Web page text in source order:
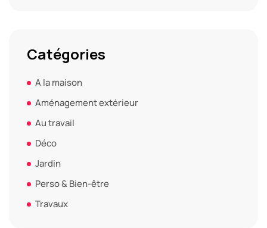
Catégories
A la maison
Aménagement extérieur
Au travail
Déco
Jardin
Perso & Bien-être
Travaux